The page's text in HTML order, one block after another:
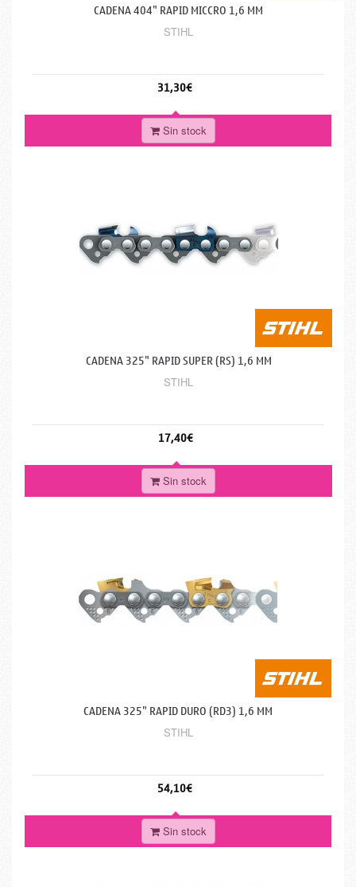
CADENA 404" RAPID MICCRO 1,6 MM
STIHL
31,30€
Sin stock
CADENA 325" RAPID SUPER (RS) 1,6 MM
STIHL
17,40€
Sin stock
CADENA 325" RAPID DURO (RD3) 1,6 MM
STIHL
54,10€
Sin stock